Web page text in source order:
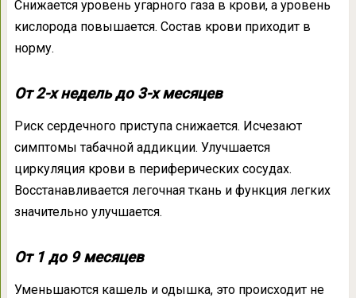
Снижается уровень угарного газа в крови, а уровень
кислорода повышается. Состав крови приходит в
норму.
От 2-х недель до 3-х месяцев
Риск сердечного приступа снижается. Исчезают
симптомы табачной аддикции. Улучшается
циркуляция крови в периферических сосудах.
Восстанавливается легочная ткань и функция легких
значительно улучшается.
От 1 до 9 месяцев
Уменьшаются кашель и одышка, это происходит не